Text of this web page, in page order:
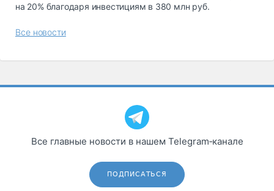
на 20% благодаря инвестициям в 380 млн руб.
Все новости
Все главные новости в нашем Telegram‑канале
ПОДПИСАТЬСЯ